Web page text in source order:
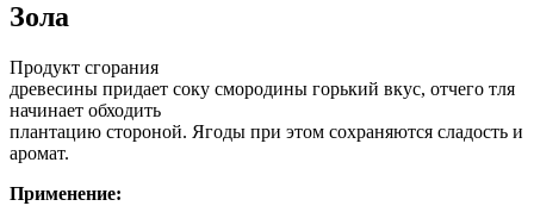
Зола
Продукт сгорания
древесины придает соку смородины горький вкус, отчего тля
начинает обходить
плантацию стороной. Ягоды при этом сохраняются сладость и
аромат.
Применение: